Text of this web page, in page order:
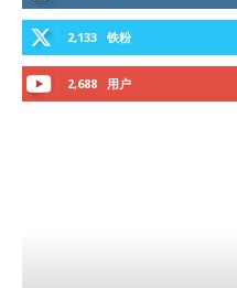
2,133 铁粉
2,688 用户